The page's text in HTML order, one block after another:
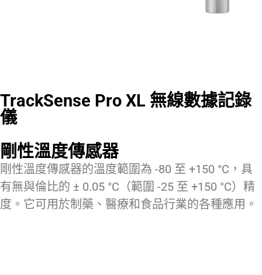
TrackSense Pro XL 無線數據記錄
儀
剛性溫度傳感器
剛性溫度傳感器的溫度範圍為 -80 至 +150 °C，具
有無與倫比的 ± 0.05 °C（範圍 -25 至 +150 °C）精
度。它可用於制藥、醫療和食品行業的各種應用。